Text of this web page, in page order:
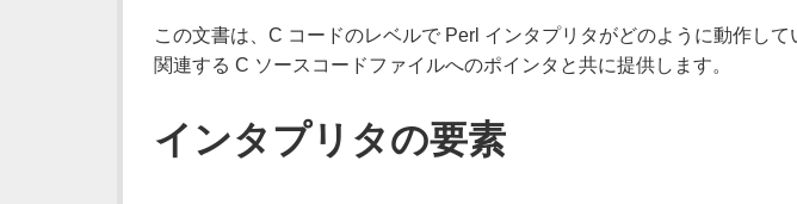
この文書は、C コードのレベルで Perl インタプリタがどのように動作して
関連する C ソースコードファイルへのポインタと共に提供します。
インタプリタの要素